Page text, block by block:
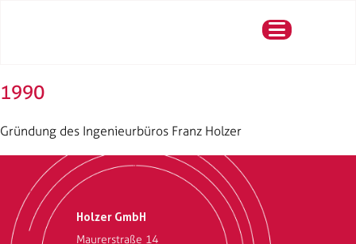
1990
Gründung des Ingenieurbüros Franz Holzer
Holzer GmbH
Maurerstraße 14